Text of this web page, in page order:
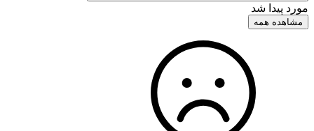
مورد پیدا شد
مشاهده همه